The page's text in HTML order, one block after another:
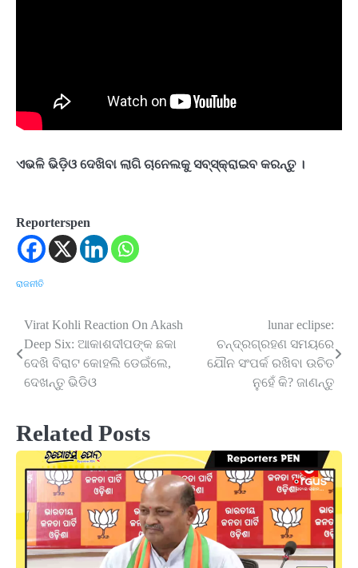
ଏଭଳି ଭିଡ଼ିଓ ଦେଖିବା ଲାଗି ଚାନେଲକୁ ସବ୍‌ସ୍କ୍ରାଇବ କରନ୍ତୁ ।
Reporterspen
ରାଜନୀତି
Post
navigation
Virat Kohli Reaction On Akash
Deep Six: ଆକାଶଦୀପଙ୍କ ଛକା
ଦେଖି ବିରାଟ କୋହଲି ଡେଇଁଲେ,
ଦେଖନ୍ତୁ ଭିଡିଓ
lunar eclipse:
ଚନ୍ଦ୍ରଗ୍ରହଣ ସମୟରେ
ଯୌନ ସଂପର୍କ ରଖିବା ଉଚିତ
ନୁହେଁ କି? ଜାଣନ୍ତୁ
Related Posts